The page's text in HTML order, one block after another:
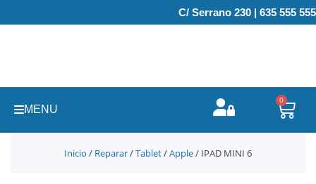
al
C/ Serrano 230 | 635 555 555
MENU
0
Inicio / Reparar/Tablet/Apple/ IPAD MINI 6